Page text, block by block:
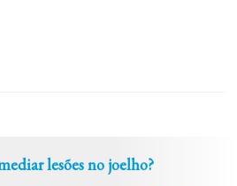
lesões no joelho?